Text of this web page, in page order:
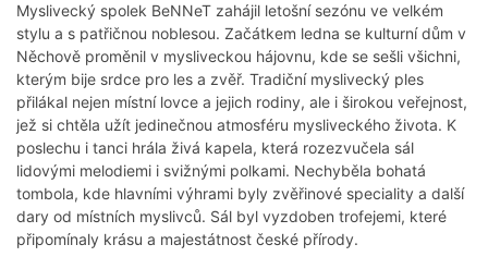
Myslivecký spolek BeNNeT zahájil letošní sezónu ve velkém
stylu a s patřičnou noblesou. Začátkem ledna se kulturní dům v
Něchově proměnil v mysliveckou hájovnu, kde se sešli všichni,
kterým bije srdce pro les a zvěř. Tradiční myslivecký ples
přilákal nejen místní lovce a jejich rodiny, ale i širokou veřejnost,
jež si chtěla užít jedinečnou atmosféru mysliveckého života. K
poslechu i tanci hrála živá kapela, která rozezvučela sál
lidovými melodiemi i svižnými polkami. Nechyběla bohatá
tombola, kde hlavními výhrami byly zvěřinové speciality a další
dary od místních myslivců. Sál byl vyzdoben trofejemi, které
připomínaly krásu a majestátnost české přírody.